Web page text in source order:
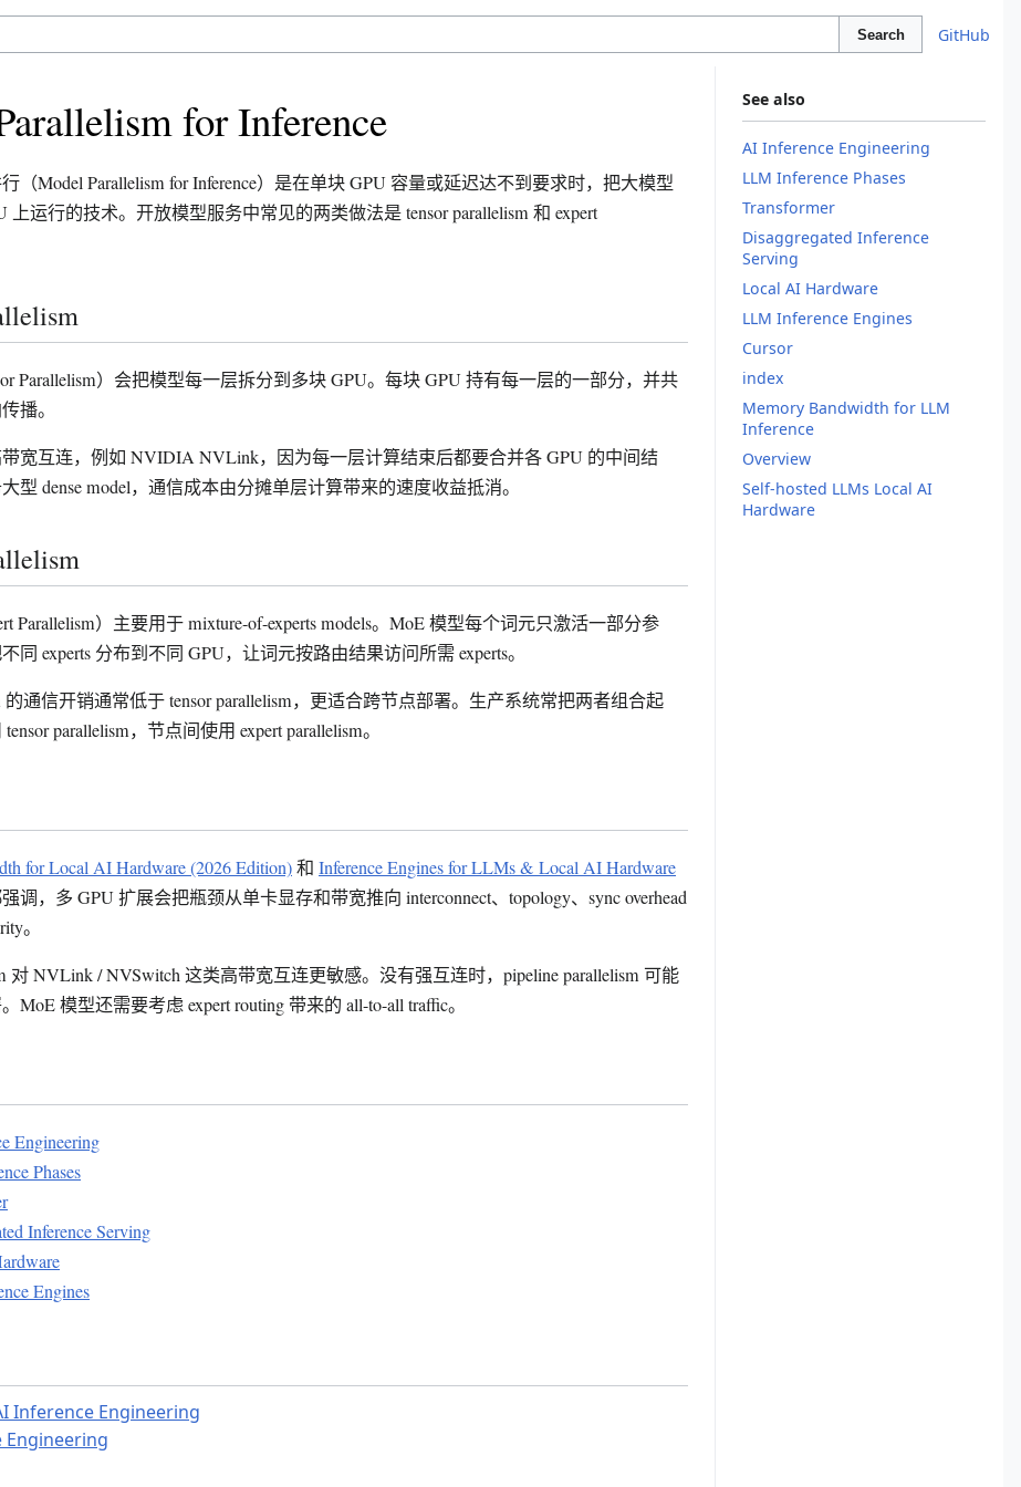
Search GitHub
for Inference
（Model Parallelism for Inference）是在单块 GPU 容量或延迟达不到要求时，把大模型
上运行的技术。开放模型服务中常见的两类做法是 tensor parallelism 和 expert
Parallelism）会把模型每一层拆分到多块 GPU。每块 GPU 持有每一层的一部分，并共
播。
宽互连，例如 NVIDIA NVLink，因为每一层计算结束后都要合并各 GPU 的中间结
型 dense model，通信成本由分摊单层计算带来的速度收益抵消。
Parallelism）主要用于 mixture-of-experts models。MoE 模型每个词元只激活一部分参
同 experts 分布到不同 GPU，让词元按路由结果访问所需 experts。
的通信开销通常低于 tensor parallelism，更适合跨节点部署。生产系统常把两者组合起
parallelism，节点间使用 expert parallelism。
for Local AI Hardware (2026 Edition)和 Inference Engines for LLMs & Local AI Hardware
调，多 GPU 扩展会把瓶颈从单卡显存和带宽推向 interconnect、topology、sync overhead
。
对 NVLink / NVSwitch 这类高带宽互连更敏感。没有强互连时，pipeline parallelism 可能
MoE 模型还需要考虑 expert routing 带来的 all-to-all traffic。
Engineering
Phases
Inference Serving
Engines
Inference Engineering
Engineering
See also
AI Inference Engineering
LLM Inference Phases
Transformer
Disaggregated Inference
Serving
Local AI Hardware
LLM Inference Engines
Cursor
index
Memory Bandwidth for LLM
Inference
Overview
Self-hosted LLMs Local AI
Hardware